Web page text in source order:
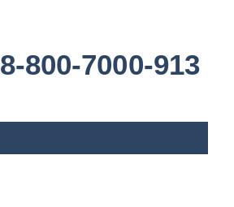
8-800-7000-913